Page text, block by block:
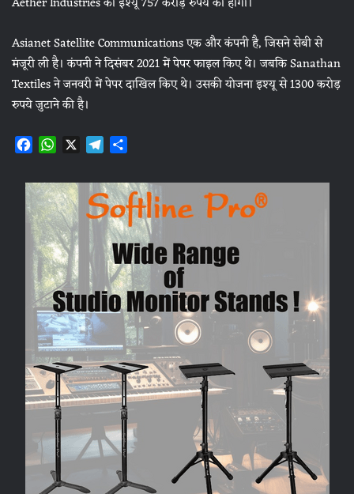
Asianet Satellite Communications एक और कंपनी है, जिसने सेबी से
मंजूरी ली है। कंपनी ने दिसंबर 2021 में पेपर फाइल किए थे। जबकि Sanathan
Textiles ने जनवरी में पेपर दाखिल किए थे। उसकी योजना इश्‍यू से 1300 करोड़
रुपये जुटाने की है।
F
c
e
b
o
o
k
W
a
t
s
A
p
p
X T
l
e
g
r
a
m
a
r
e